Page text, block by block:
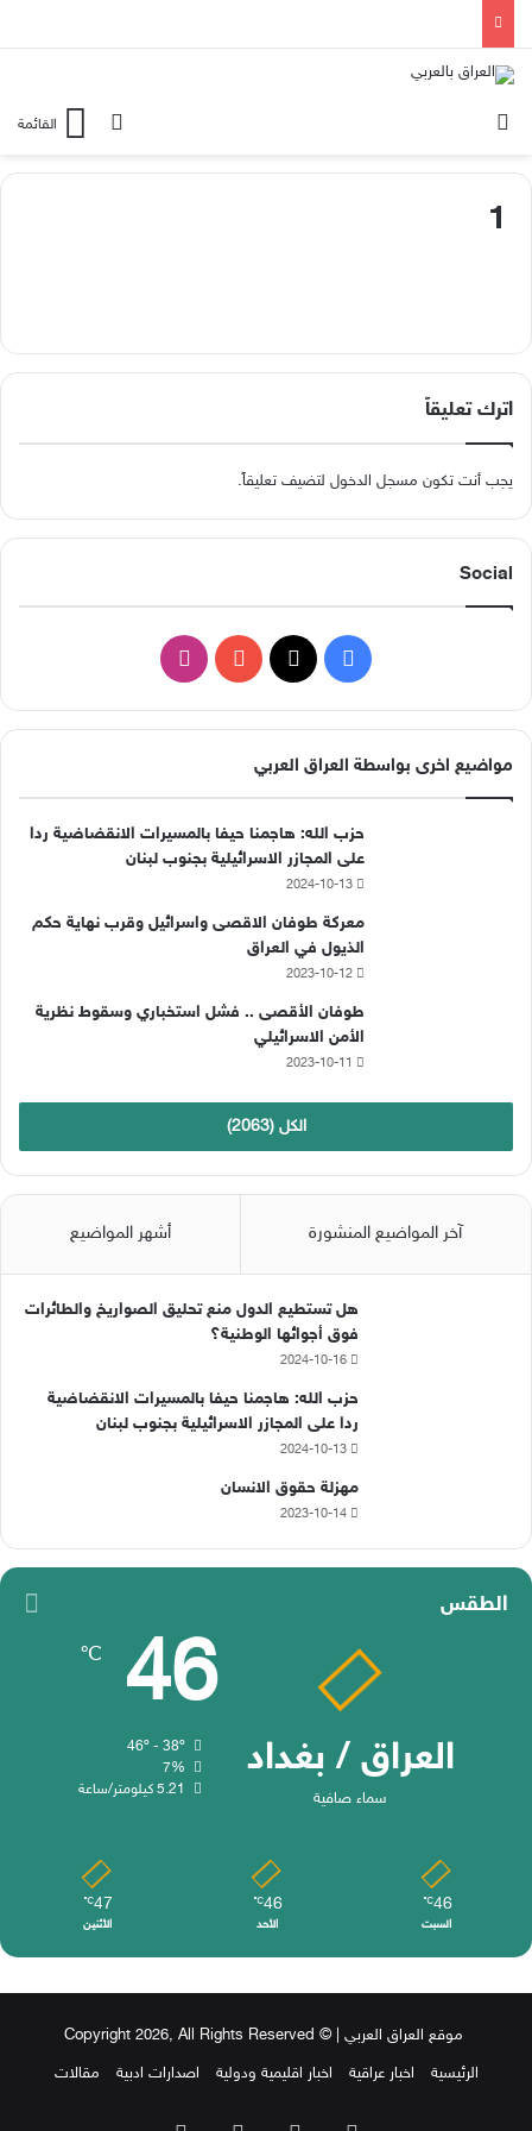
القائمةبحث عن
1
اترك تعليقاً
يجب أنت تكون مسجل الدخول لتضيف تعليقاً.
Social
ي
س
ب
و
ك
X
Y
u
T
ن
ت
ق
مواضيع اخرى بواسطة العراق العربي
حزب الله: هاجمنا حيفا بالمسيرات الانقضاضية ردا
على المجازر الاسرائيلية بجنوب لبنان
2024-10-13
معركة طوفان الاقصى واسرائيل وقرب نهاية حكم
الذيول في العراق
2023-10-12
طوفان الأقصى .. فشل استخباري وسقوط نظرية
الأمن الاسرائيلي
2023-10-11
الكل (2063)
آخر المواضيع المنشورة أشهر المواضيع
هل تستطيع الدول منع تحليق الصواريخ والطائرات
فوق أجوائها الوطنية؟
2024-10-16
حزب الله: هاجمنا حيفا بالمسيرات الانقضاضية
ردا على المجازر الاسرائيلية بجنوب لبنان
2024-10-13
مهزلة حقوق الانسان
2023-10-14
الطقس
العراق / بغداد
سماء صافية
46
℃
46º - 38º
7%
5.21 كيلومتر/ساعة
46
℃
السبت
46
℃
الأحد
47
℃
الأثنين
موقع العراق العربي | © Copyright 2026, All Rights Reserved
الرئيسية
اخبار عراقية اخبار اقليمية ودولية اصدارات ادبية مقالات